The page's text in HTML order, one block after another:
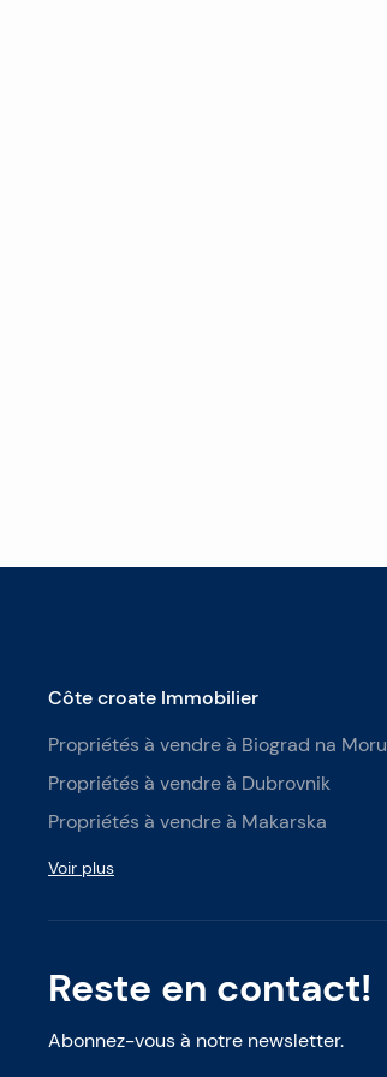
Reste en contact!
Abonnez-vous à notre newsletter.
Côte croate Immobilier
Propriétés à vendre à Biograd na Moru
Propriétés à vendre à Dubrovnik
Propriétés à vendre à Makarska
Voir plus